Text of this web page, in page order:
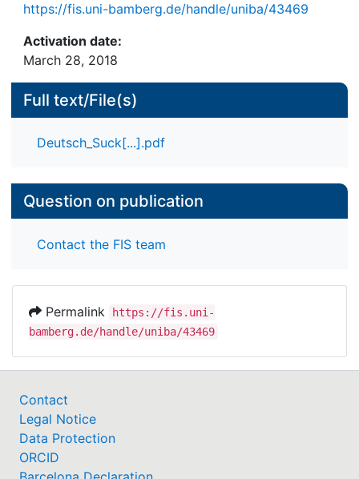
https://fis.uni-bamberg.de/handle/uniba/43469
Activation date:
March 28, 2018
Full text/File(s)
Deutsch_Suck[...].pdf
Question on publication
Contact the FIS team
Permalink
https://fis.uni-
bamberg.de/handle/uniba/43469
Contact
Legal Notice
Data Protection
ORCID